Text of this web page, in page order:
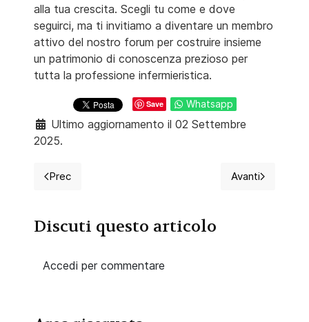
alla tua crescita. Scegli tu come e dove
seguirci, ma ti invitiamo a diventare un membro
attivo del nostro forum per costruire insieme
un patrimonio di conoscenza prezioso per
tutta la professione infermieristica.
Save Whatsapp
Ultimo aggiornamento il 02 Settembre
2025.
Articolo precedente: Le risorse di InfermieriAttivi
Prec Articolo
Avanti
Discuti questo articolo
Accedi per commentare